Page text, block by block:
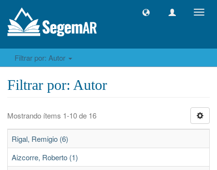
Filtrar por: Autor
Filtrar por: Autor
Mostrando ítems 1-10 de 16
Rigal, Remigio (6)
Aizcorre, Roberto (1)